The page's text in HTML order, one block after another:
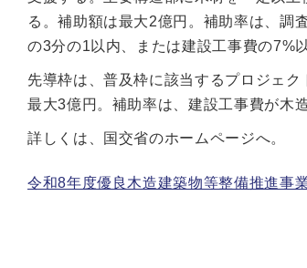
る。補助額は最大2億円。補助率は、調
の3分の1以内、または建設工事費の7%
先導枠は、普及枠に該当するプロジェ
最大3億円。補助率は、建設工事費が木
詳しくは、国交省のホームページへ。
令和8年度優良木造建築物等整備推進